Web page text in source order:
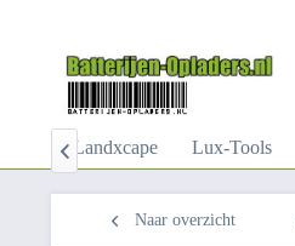
Landxcape Lux-Tools

Naar overzicht